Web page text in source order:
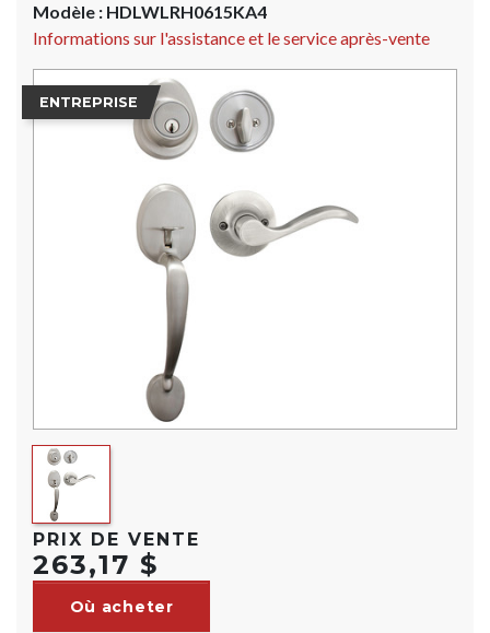
Modèle : HDLWLRH0615KA4
Informations sur l'assistance et le service après-vente
ENTREPRISE
PRIX DE VENTE
263,17 $
Où acheter